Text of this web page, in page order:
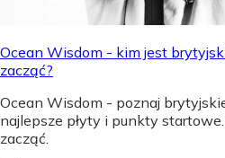
Ocean Wisdom - kim jest
zacząć?
Ocean Wisdom - poznaj
najlepsze płyty i punkty
zacząć.